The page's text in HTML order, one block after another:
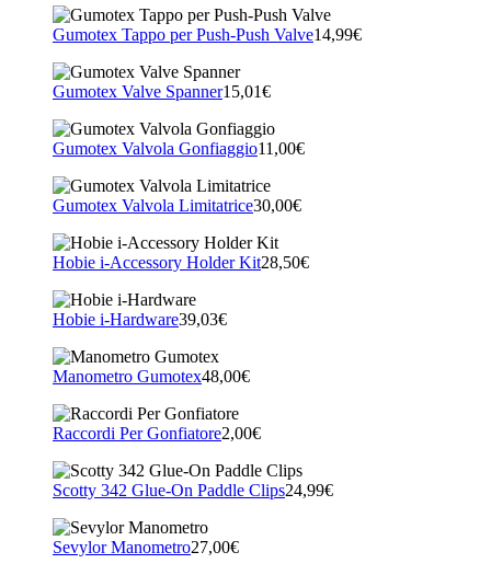
Gumotex Tappo per Push-Push Valve14,99€
Gumotex Valve Spanner15,01€
Gumotex Valvola Gonfiaggio11,00€
Gumotex Valvola Limitatrice30,00€
Hobie i-Accessory Holder Kit28,50€
Hobie i-Hardware39,03€
Manometro Gumotex48,00€
Raccordi Per Gonfiatore2,00€
Scotty 342 Glue-On Paddle Clips24,99€
Sevylor Manometro27,00€